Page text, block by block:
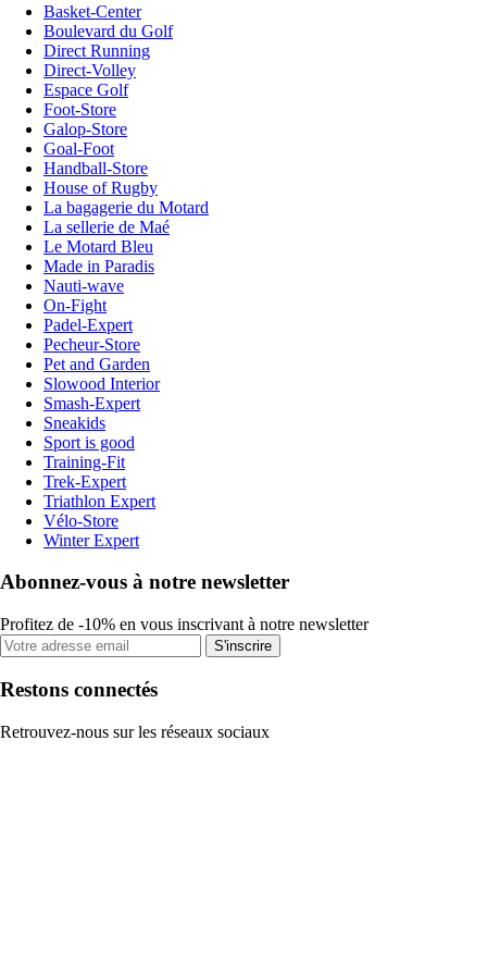
Basket-Center
Boulevard du Golf
Direct Running
Direct-Volley
Espace Golf
Foot-Store
Galop-Store
Goal-Foot
Handball-Store
House of Rugby
La bagagerie du Motard
La sellerie de Maé
Le Motard Bleu
Made in Paradis
Nauti-wave
On-Fight
Padel-Expert
Pecheur-Store
Pet and Garden
Slowood Interior
Smash-Expert
Sneakids
Sport is good
Training-Fit
Trek-Expert
Triathlon Expert
Vélo-Store
Winter Expert
Abonnez-vous à notre newsletter
Profitez de -10% en vous inscrivant à notre newsletter
S'inscrire
Restons connectés
Retrouvez-nous sur les réseaux sociaux